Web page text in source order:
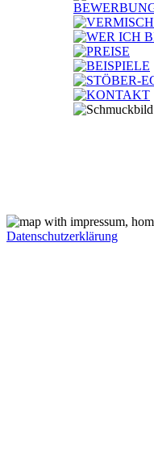
Datenschutzerklärung